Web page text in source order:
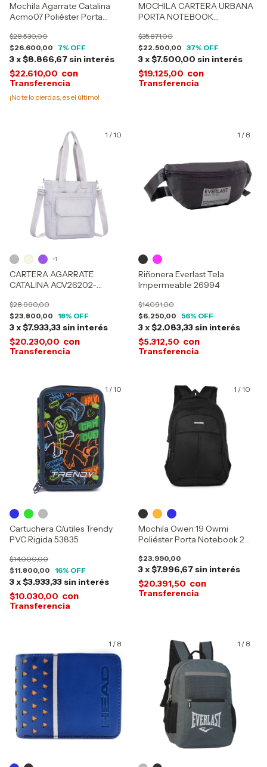
Mochila Agarrate Catalina
Acmo07 Poliéster Porta
$26.600,00
$28.530,00
7% OFF
3x$8.866,67 sin interés
$22.610,00 con
¡No te lo pierdas, es el último!
MOCHILA CARTERA URBANA
PORTA NOTEBOOK
$22.500,00
$35.871,00
37% OFF
3x$7.500,00 sin interés
$19.125,00 con
1 /10
CARTERA AGARRATE
CATALINA ACV26202-
$23.800,00
$28.990,00
18% OFF
3x$7.933,33 sin interés
$20.230,00 con
+1
1 / 8
Riñonera Everlast Tela
Impermeable 26994
$6.250,00
$14.091,00
56% OFF
3x$2.083,33 sin interés
$5.312,50 con
1 /10
Cartuchera C/utiles Trendy
PVC Rigida 53835
$11.800,00
$14.000,00
16% OFF
3x$3.933,33 sin interés
$10.030,00 con
1 /10
Mochila Owen 19 Owmi
Poliéster Porta Notebook 2
$23.990,00
3x$7.996,67 sin interés
$20.391,50 con
1 / 8 1 / 8